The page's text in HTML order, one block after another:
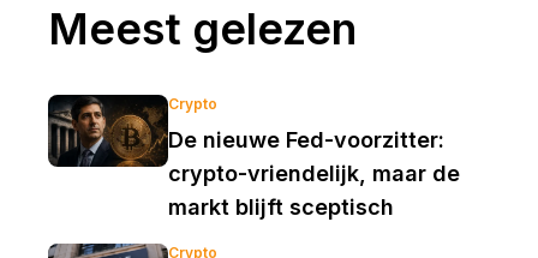
Meest gelezen
Crypto
De nieuwe Fed-voorzitter:
crypto-vriendelijk, maar de
markt blijft sceptisch
Crypto